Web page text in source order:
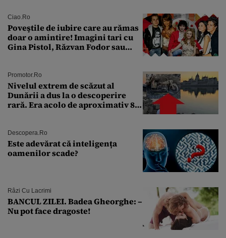
Ciao.ro
Poveştile de iubire care au rămas
doar o amintire! Imagini tari cu
Gina Pistol, Răzvan Fodor sau
Promotor.ro
Nivelul extrem de scăzut al
Dunării a dus la o descoperire
rară. Era acolo de aproximativ 80
Descopera.ro
Este adevărat că inteligența
oamenilor scade?
Râzi Cu Lacrimi
BANCUL ZILEI. Badea Gheorghe: –
Nu pot face dragoste!